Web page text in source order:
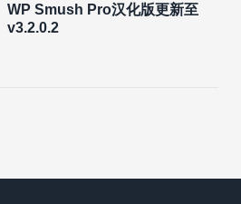
WP Smush Pro汉化版更新至
v3.2.0.2